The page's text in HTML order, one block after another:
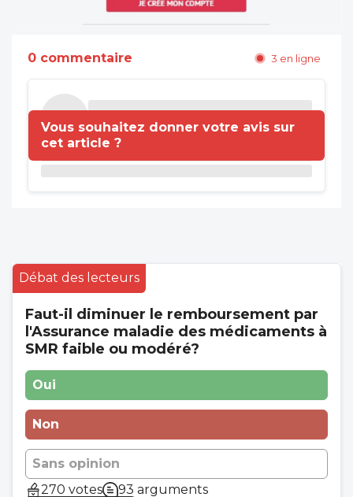
0 commentaire 3 en ligne
Vous souhaitez donner votre avis sur
cet article ?
Débat des lecteurs
Faut-il diminuer le remboursement par
l'Assurance maladie des médicaments à
SMR faible ou modéré?
Oui
Non
Sans opinion
270 votes
93 arguments